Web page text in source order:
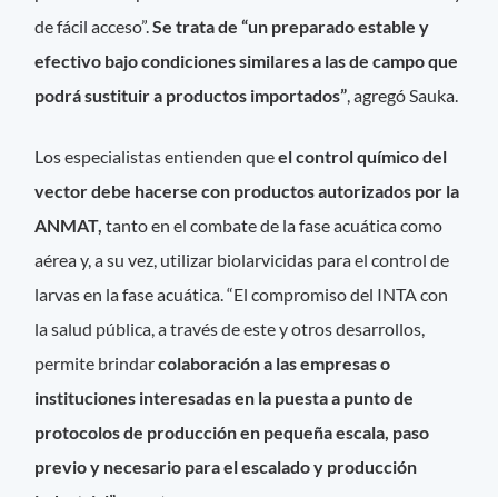
de fácil acceso”.Se trata de “un preparado estable y
efectivo bajo condiciones similares a las de campo que
podrá sustituir a productos importados” , agregó Sauka.
Los especialistas entienden queel control químico del
vector debe hacerse con productos autorizados por la
ANMAT,tanto en el combate de la fase acuática como
aérea y, a su vez, utilizar biolarvicidas para el control de
larvas en la fase acuática. “El compromiso del INTA con
la salud pública, a través de este y otros desarrollos,
permite brindarcolaboración a las empresas o
instituciones interesadas en la puesta a punto de
protocolos de producción en pequeña escala, paso
previo y necesario para el escalado y producción